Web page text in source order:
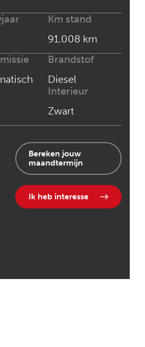
Km stand
91.008 km
Brandstof
Diesel
Interieur
Zwart
Bereken jouw
maandtermijn
Ik heb interesse